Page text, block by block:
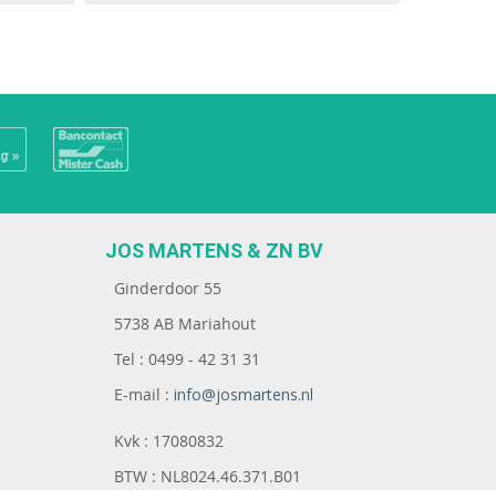
JOS MARTENS & ZN BV
Ginderdoor 55
5738 AB Mariahout
Tel : 0499 - 42 31 31
E-mail :info@josmartens.nl
Kvk : 17080832
BTW : NL8024.46.371.B01